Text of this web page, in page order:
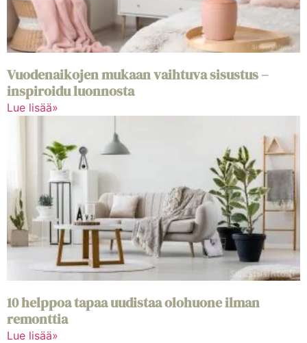
Vuodenaikojen mukaan vaihtuva sisustus –
inspiroidu luonnosta
Lue lisää»
10 helppoa tapaa uudistaa olohuone ilman
remonttia
Lue lisää»